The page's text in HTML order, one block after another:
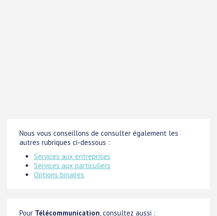
Nous vous conseillons de consulter également les
autres rubriques ci-dessous :
Services aux entreprises
Services aux particuliers
Options binaires
Pour Télécommunication, consultez aussi :